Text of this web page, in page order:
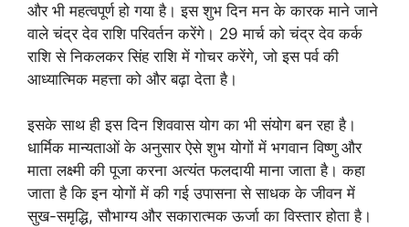
और भी महत्वपूर्ण हो गया है। इस शुभ दिन मन के कारक माने जाने
वाले चंद्र देव राशि परिवर्तन करेंगे। 29 मार्च को चंद्र देव कर्क
राशि से निकलकर सिंह राशि में गोचर करेंगे, जो इस पर्व की
आध्यात्मिक महत्ता को और बढ़ा देता है।
इसके साथ ही इस दिन शिववास योग का भी संयोग बन रहा है।
धार्मिक मान्यताओं के अनुसार ऐसे शुभ योगों में भगवान विष्णु और
माता लक्ष्मी की पूजा करना अत्यंत फलदायी माना जाता है। कहा
जाता है कि इन योगों में की गई उपासना से साधक के जीवन में
सुख-समृद्धि, सौभाग्य और सकारात्मक ऊर्जा का विस्तार होता है।